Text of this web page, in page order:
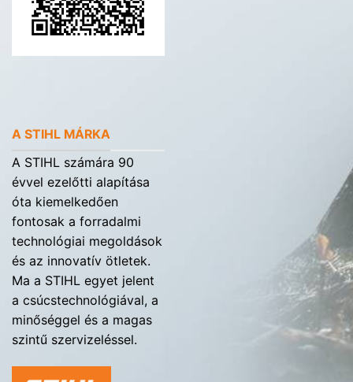
A STIHL MÁRKA
A STIHL számára 90
évvel ezelőtti alapítása
óta kiemelkedően
fontosak a forradalmi
technológiai megoldások
és az innovatív ötletek.
Ma a STIHL egyet jelent
a csúcstechnológiával, a
minőséggel és a magas
szintű szervizeléssel.